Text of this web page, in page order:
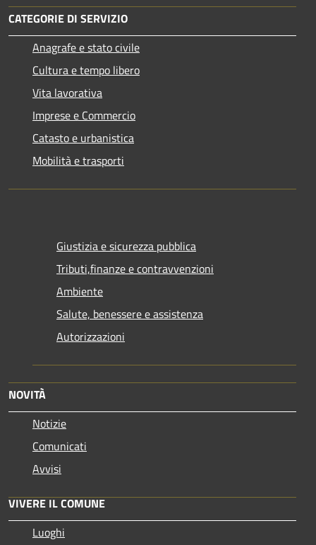
CATEGORIE DI SERVIZIO
Anagrafe e stato civile
Cultura e tempo libero
Vita lavorativa
Imprese e Commercio
Catasto e urbanistica
Mobilità e trasporti
Giustizia e sicurezza pubblica
Tributi,finanze e contravvenzioni
Ambiente
Salute, benessere e assistenza
Autorizzazioni
NOVITÀ
Notizie
Comunicati
Avvisi
VIVERE IL COMUNE
Luoghi